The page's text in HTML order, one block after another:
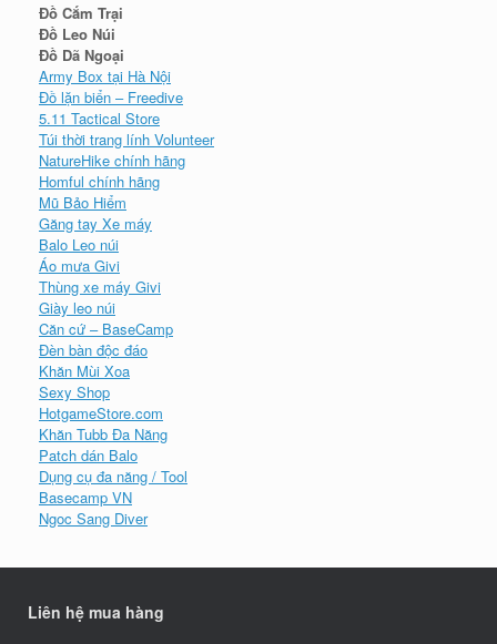
Đồ Cắm Trại
Đồ Leo Núi
Đồ Dã Ngoại
Army Box tại Hà Nội
Đồ lặn biển – Freedive
5.11 Tactical Store
Túi thời trang lính Volunteer
NatureHike chính hãng
Homful chính hãng
Mũ Bảo Hiểm
Găng tay Xe máy
Balo Leo núi
Áo mưa Givi
Thùng xe máy Givi
Giày leo núi
Căn cứ – BaseCamp
Đèn bàn độc đáo
Khăn Mùi Xoa
Sexy Shop
HotgameStore.com
Khăn Tubb Đa Năng
Patch dán Balo
Dụng cụ đa năng / Tool
Basecamp VN
Ngoc Sang Diver
Liên hệ mua hàng